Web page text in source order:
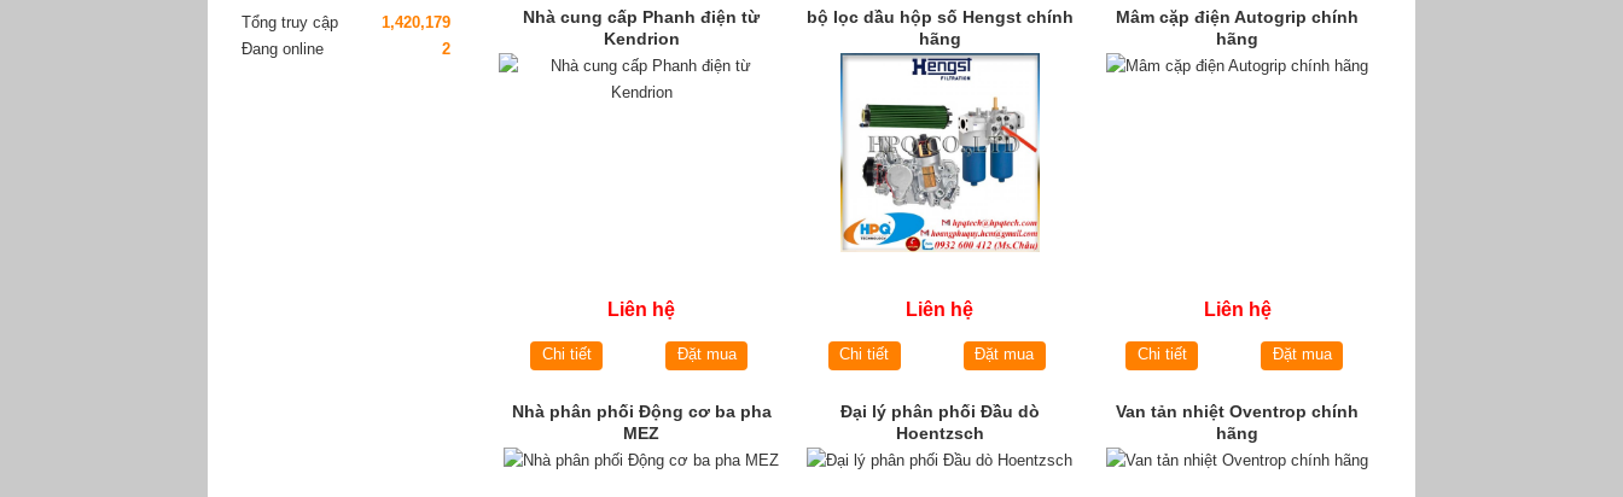
Nhà cung cấp Phanh điện từ
Kendrion
Liên hệ
Chi tiết Đặt mua
bộ lọc dầu hộp số Hengst chính
hãng
Liên hệ
Chi tiết Đặt mua
Mâm cặp điện Autogrip chính
hãng
Liên hệ
Chi tiết Đặt mua
Nhà phân phối Động cơ ba pha
MEZ
Đại lý phân phối Đầu dò
Hoentzsch
Van tản nhiệt Oventrop chính
hãng
Tổng truy cập
1,420,179
Đang online
2